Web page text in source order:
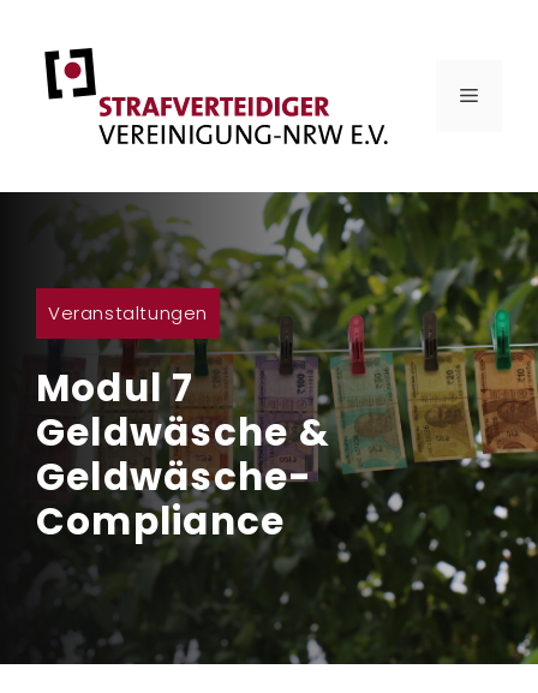
Inhalt
springen
MENÜ
Veranstaltungen
Modul 7
Geldwäsche &
Geldwäsche-
Compliance